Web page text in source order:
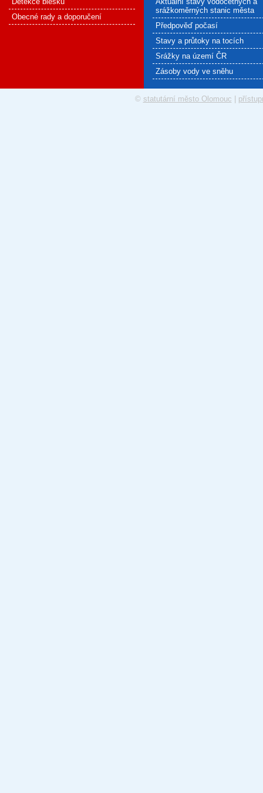
Obecné rady a doporučení
srážkoměrných stanic města
Předpověď počasí
Stavy a průtoky na tocích
Srážky na území ČR
Zásoby vody ve sněhu
© statutární město Olomouc